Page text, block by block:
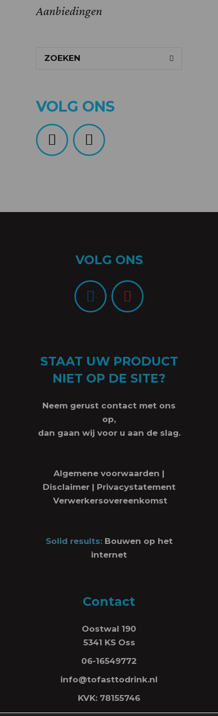
Aanbiedingen
Search
for:
VOLG ONS
VOLG ONS
STAAT UW PRODUCT
NIET OP DE SITE?
Neem gerust contact met ons
op,
dan gaan wij voor u aan de slag.
Algemene voorwaarden |
Disclaimer| Privacystatement
Verwerkersovereenkomst
Solid results: Bouwen op het
internet
Contact
Oostwal 190
5341 KS Oss
06-16549772
info@tofasttodrink.nl
KVK: 78155746